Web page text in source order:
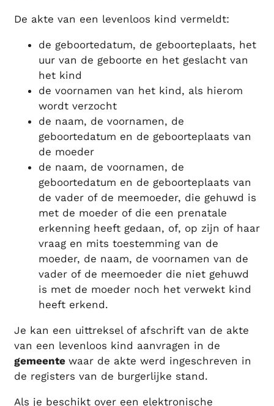
De akte van een levenloos kind vermeldt:
de geboortedatum, de geboorteplaats, het
uur van de geboorte en het geslacht van
het kind
de voornamen van het kind, als hierom
wordt verzocht
de naam, de voornamen, de
geboortedatum en de geboorteplaats van
de moeder
de naam, de voornamen, de
geboortedatum en de geboorteplaats van
de vader of de meemoeder, die gehuwd is
met de moeder of die een prenatale
erkenning heeft gedaan, of, op zijn of haar
vraag en mits toestemming van de
moeder, de naam, de voornamen van de
vader of de meemoeder die niet gehuwd
is met de moeder noch het verwekt kind
heeft erkend.
Je kan een uittreksel of afschrift van de akte
van een levenloos kind aanvragen in de
gemeente waar de akte werd ingeschreven in
de registers van de burgerlijke stand.
Als je beschikt over een elektronische